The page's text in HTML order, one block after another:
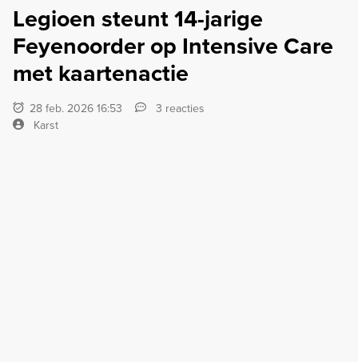
Legioen steunt 14-jarige
Feyenoorder op Intensive Care
met kaartenactie
28 feb. 2026 16:53
3 reacties
Karst